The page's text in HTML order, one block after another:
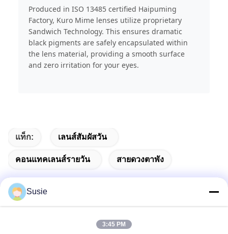
Produced in ISO 13485 certified Haipuming
Factory, Kuro Mime lenses utilize proprietary
Sandwich Technology. This ensures dramatic
black pigments are safely encapsulated within
the lens material, providing a smooth surface
and zero irritation for your eyes.
แท็ก: เลนส์สัมผัสวัน
คอนแทคเลนส์รายวัน สายดวงตาพัง
Susie
3:45 PM